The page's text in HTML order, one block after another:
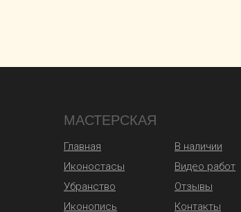
МАСТЕРСКАЯ
Главная
Иконостасы
Убранство
Видео работ
Отзывы
Контакты
Иконопись
В наличии